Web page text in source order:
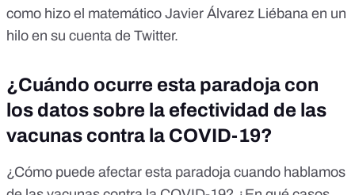
como hizo el matemático Javier Álvarez Liébana en un
hilo en su cuenta de Twitter.
¿Cuándo ocurre esta paradoja con
los datos sobre la efectividad de las
vacunas contra la COVID-19?
¿Cómo puede afectar esta paradoja cuando hablamos